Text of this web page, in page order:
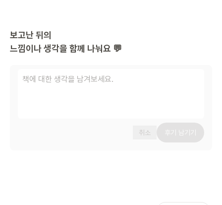
보고난 뒤의
느낌이나 생각을 함께 나눠요 💬
취소 후기 남기기